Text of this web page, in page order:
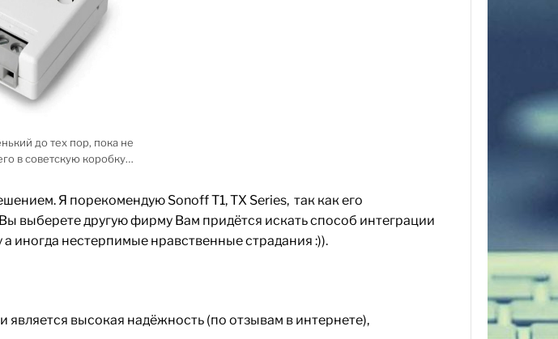
до тех пор, пока не
в советскую коробку…
Я порекомендую Sonoff T1,TX Series, так как его
выберете другую фирму Вам придётся искать способ интеграции
иногда нестерпимые нравственные страдания :)).
высокая надёжность (по отзывам в интернете),